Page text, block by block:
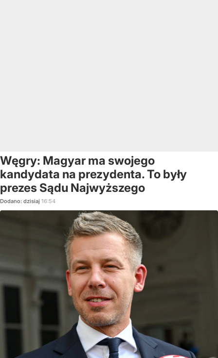
Węgry: Magyar ma swojego
kandydata na prezydenta. To były
prezes Sądu Najwyższego
Dodano: dzisiaj 16:54